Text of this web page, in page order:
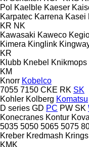
Pol Kaelble Kaeser
Karpatec Karrena Kasei
KR NK
Kawasaki Kaweco
Kimera Kinglink
KR
Klubb Knebel Knikmops
KM
Knorr Kobelco
7055 7150 CKE RK SK
Kohler Kolberg Komatsu
D series GD PC PW SK
Konecranes Kontur
5035 5050 5065 5075
Kreber Kredmash Krings
KMK